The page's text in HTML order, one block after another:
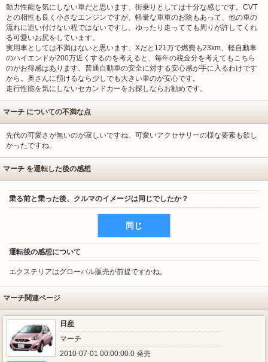
動力性能を気にしない車だと思います、街乗りとしては十分な感じです。CVT
との相性も良く小さなエンジンですが、軽量な車重のお陰もあって、他の車の
流れに追い付けない程ではないですし、ゆったり走ってても周りが許してくれ
る可愛いお尻をしています。
実用車としては不満はないと思います。Xだと121万で燃費も23km、軽自動車
のハイエンドが200万近くするのを考えると、毎年の税金分を考えてもこちら
のがお得感はあります。普通自動車の安全に対する安心感が手に入るわけです
から。奥さんに預けるなら少しでも大きい車のが安心です。
走行性能を気にしないセカンドカーをお探しならお勧めです。
マーチ についての不満な点
先代の可愛さが無いのが寂しいですね。可愛いアクセサリーの様な要素も欲し
かったですね。
マーチ を運転した後の感想
乗る前と乗った後、クルマのイメージは同じでしたか？
同じ
運転後の感想について
エクステリアはグローバル販売が前提ですかね。
マーチ関連ページ
日産
マーチ
2010-07-01 00:00:00.0 発売